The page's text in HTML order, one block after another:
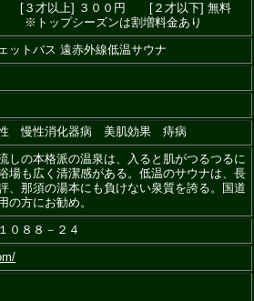
[３才以上] ３００円 [２才以下] 無料
※トップシーズンは割増料金あり
トバス 遠赤外線低温サウナ
慢性消化器病 美肌効果 痔病
しの本格派の温泉は、入ると肌がつるつるに
場も広く清潔感がある。低温のサウナは、長
、那須の湯本にも負けない泉質を誇る。国道
の方にお勧め。
０８８－２４